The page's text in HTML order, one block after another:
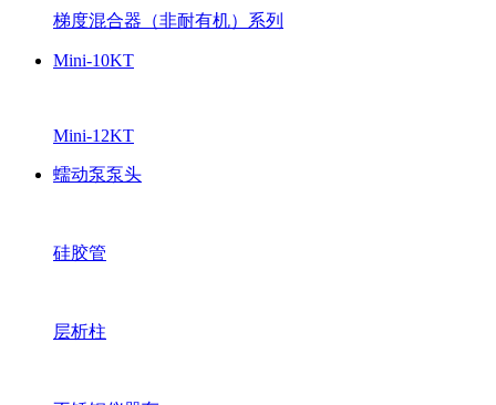
梯度混合器（非耐有机）系列
Mini-10KT
Mini-12KT
蠕动泵泵头
硅胶管
层析柱